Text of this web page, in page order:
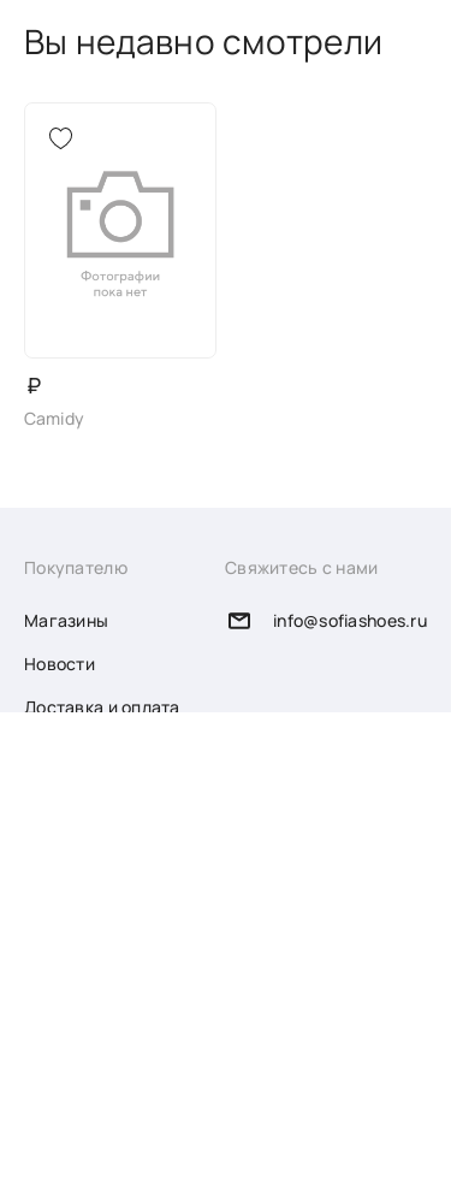
Вы недавно смотрели
₽
Camidy
Покупателю
Магазины
Новости
Доставка и оплата
Свяжитесь с нами
info@sofiashoes.ru